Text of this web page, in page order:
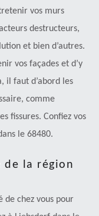
vos murs
destructeurs,
et bien d’autres.
vos façades et d’y
il faut d’abord les
comme
fissures. Confiez vos
le 68480.
de la région
de chez vous pour